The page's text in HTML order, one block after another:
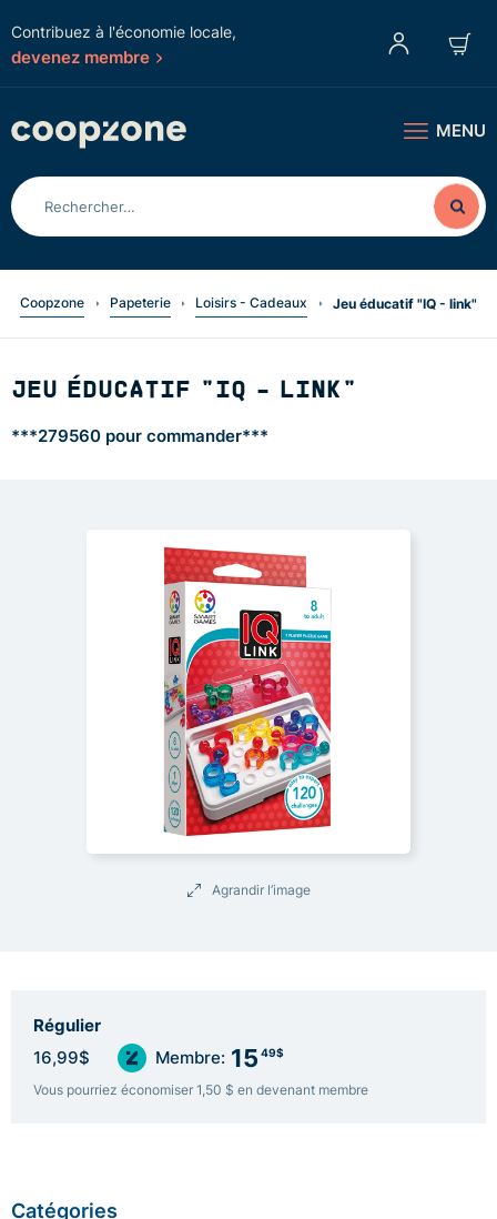
Contribuez à l'économie locale,
devenez membre
MENU
Coopzone Papeterie Loisirs - Cadeaux Jeu éducatif "IQ - link"
JEU ÉDUCATIF "IQ - LINK"
***279560 pour commander***
Agrandir l’image
Régulier
16,99$ Membre: 15 49$
Vous pourriez économiser 1,50 $ en devenant membre
Catégories